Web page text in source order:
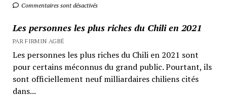
Commentaires sont désactivés
Les personnes les plus riches du Chili en 2021
PAR FIRMIN AGBÉ
Les personnes les plus riches du Chili en 2021 sont
pour certains méconnus du grand public. Pourtant, ils
sont officiellement neuf milliardaires chiliens cités
dans...